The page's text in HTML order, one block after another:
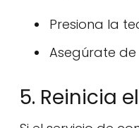
Presiona la
Asegúrate
5. Reinicia